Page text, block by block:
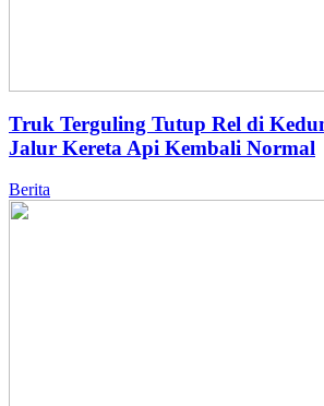
Truk Terguling Tutup Rel di
Jalur Kereta Api Kembali Normal
Berita